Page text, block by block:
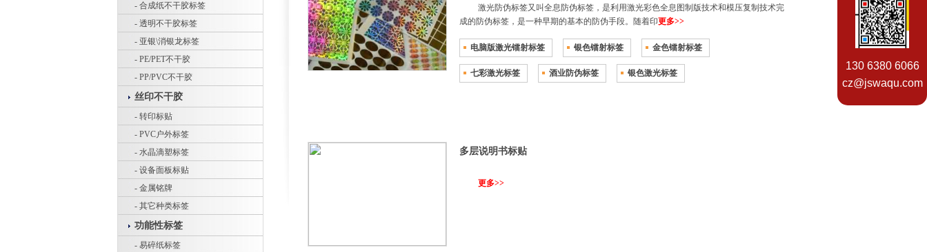
- 合成纸不干胶标签
- 透明不干胶标签
- 亚银\消银龙标签
- PE/PET不干胶
- PP/PVC不干胶
丝印不干胶
- 转印标贴
- PVC户外标签
- 水晶滴塑标签
- 设备面板标贴
- 金属铭牌
- 其它种类标签
功能性标签
- 易碎纸标签
激光防伪标签又叫全息防伪标签，是利用激光彩色全息图制版技术和模压复制技术完
成的防伪标签，是一种早期的基本的防伪手段。随着印更多>>
电脑版激光镭射标签 银色镭射标签 金色镭射标签
七彩激光标签 酒业防伪标签 银色激光标签
多层说明书标贴
更多>>
130 6380 6066
cz@jswaqu.com